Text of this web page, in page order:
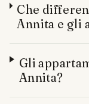
Che
Annita e gli
Gli
Annita?